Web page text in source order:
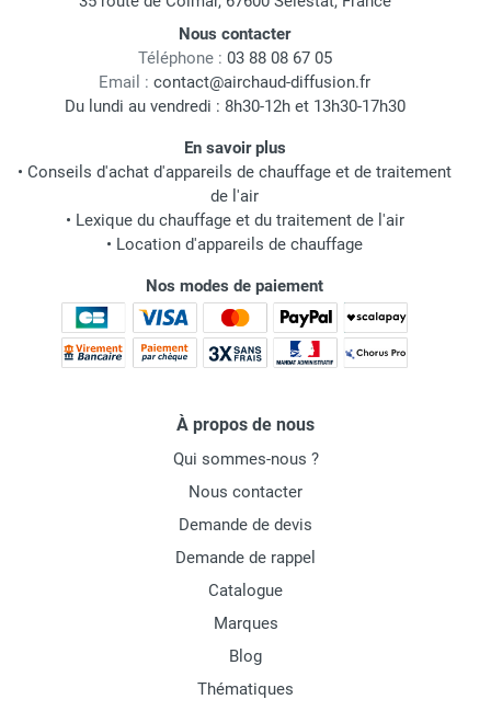
Nous contacter
Téléphone : 03 88 08 67 05
Email : contact@airchaud-diffusion.fr
Du lundi au vendredi : 8h30-12h et 13h30-17h30
En savoir plus
• Conseils d'achat d'appareils de chauffage et de traitement
de l'air
• Lexique du chauffage et du traitement de l'air
• Location d'appareils de chauffage
Nos modes de paiement
À propos de nous
Qui sommes-nous ?
Nous contacter
Demande de devis
Demande de rappel
Catalogue
Marques
Blog
Thématiques